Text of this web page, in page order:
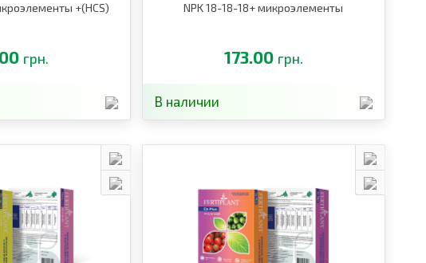
+(HCS)
грн.
NPK 18-18-18+ микроэлементы
173.00 грн.
В наличии